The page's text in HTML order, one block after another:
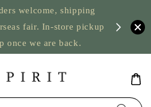
welcome, shipping
fair. In-store pickup
once we are back.
US